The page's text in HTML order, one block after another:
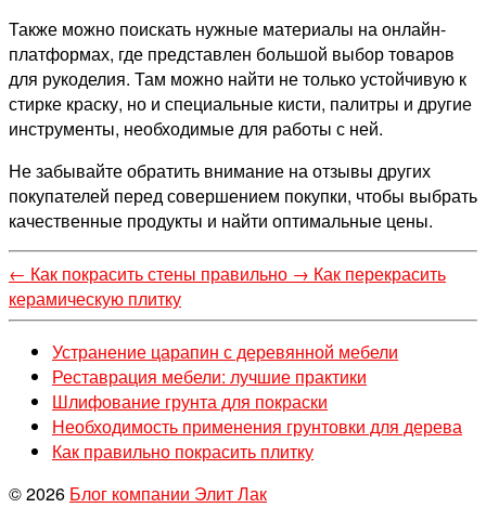
Также можно поискать нужные материалы на онлайн-
платформах, где представлен большой выбор товаров
для рукоделия. Там можно найти не только устойчивую к
стирке краску, но и специальные кисти, палитры и другие
инструменты, необходимые для работы с ней.
Не забывайте обратить внимание на отзывы других
покупателей перед совершением покупки, чтобы выбрать
качественные продукты и найти оптимальные цены.
← Как покрасить стены правильно → Как перекрасить
керамическую плитку
Устранение царапин с деревянной мебели
Реставрация мебели: лучшие практики
Шлифование грунта для покраски
Необходимость применения грунтовки для дерева
Как правильно покрасить плитку
© 2026 Блог компании Элит Лак